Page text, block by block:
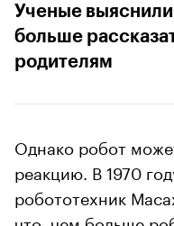
Ученые
больше
родителям
Однако робот
реакцию. В 1970
робототехник